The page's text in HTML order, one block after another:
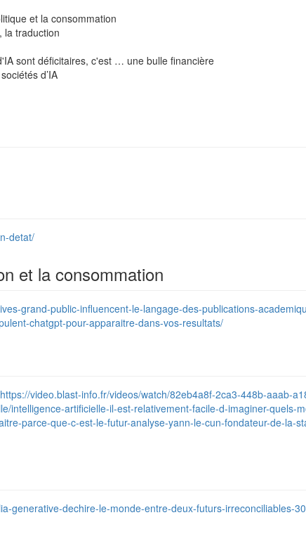
et la consommation
la traduction
sont déficitaires, c'est … une bulle financière
d’IA
detat/
et la consommation
grand-public-influencent-le-langage-des-publications-
chatgpt-pour-apparaitre-dans-vos-resultats/
https://video.blast-info.fr/videos/watch/82eb4a8f-2ca3-448b-aaab-
intelligence-artificielle-il-est-relativement-facile-d-imaginer-quels-
parce-que-c-est-le-futur-analyse-yann-le-cun-fondateur-de-la-
generative-dechire-le-monde-entre-deux-futurs-irreconciliables-